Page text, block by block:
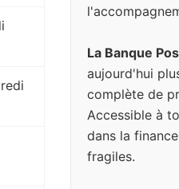
La Banque
aujourd'hui
complète de
Accessible à
dans la
fragiles.